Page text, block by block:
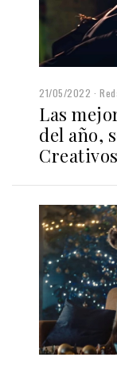
21/05/2022
Las
del año,